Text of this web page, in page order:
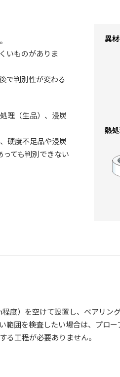
いものがありま
で判別性が変わる
理（生品）、浸炭
硬度不足品や浸炭
ても判別できない
度）を空けて設置し、ベアリン
囲を検査したい場合は、プロ
る工程が必要ありません。